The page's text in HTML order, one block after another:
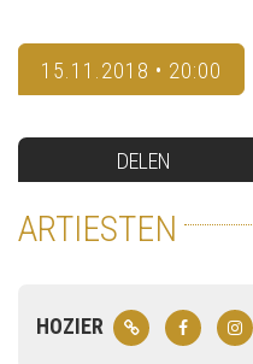
15.11.2018 • 20:00
DELEN
ARTIESTEN
HOZIER